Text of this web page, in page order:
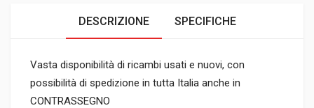
DESCRIZIONE SPECIFICHE
Vasta disponibilità di ricambi usati e nuovi, con
possibilità di spedizione in tutta Italia anche in
CONTRASSEGNO